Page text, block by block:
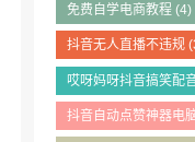
免费自学电商教程(4)
抖音无人直播不违规
哎呀妈呀抖音搞笑配
抖音自动点赞神器电